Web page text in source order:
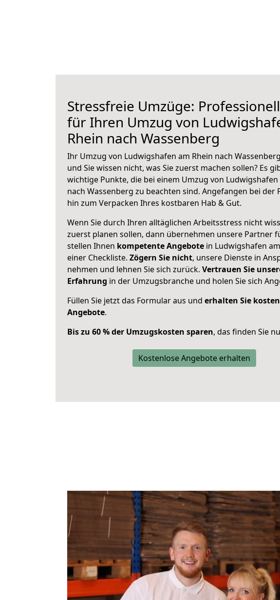
Stressfreie Umzüge:
für Ihren Umzug von
Rhein nach Wassenberg
Ihr Umzug von Ludwigshafen am Rhein nach
und Sie wissen nicht, was Sie zuerst machen sollen? Es
wichtige Punkte, die bei einem Umzug von Ludwigshafen
nach Wassenberg zu beachten sind. Angefangen bei der
hin zum Verpacken Ihres kostbaren Hab & Gut.
Wenn Sie durch Ihren alltäglichen Arbeitsstress nicht
zuerst planen sollen, dann übernehmen unsere Partner
stellen Ihnen kompetente Angebote in Ludwigshafen
einer Checkliste. Zögern Sie nicht, unsere Dienste in
nehmen und lehnen Sie sich zurück. Vertrauen Sie
Erfahrung in der Umzugsbranche und holen Sie sich
Füllen Sie jetzt das Formular aus und erhalten Sie
Angebote.
Bis zu 60 % der Umzugskosten sparen, das finden Sie
Kostenlose Angebote erhalten